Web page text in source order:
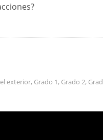
exterior, Grado 1, Grado 2,